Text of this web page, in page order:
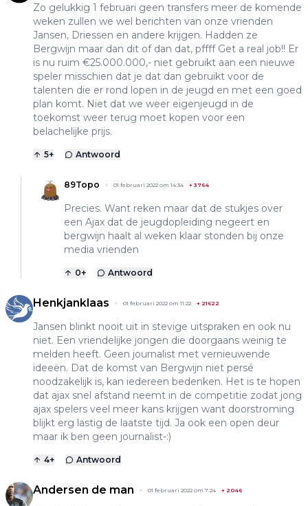
Zo gelukkig 1 februari geen transfers meer de komende
weken zullen we wel berichten van onze vrienden
Jansen, Driessen en andere krijgen. Hadden ze
Bergwijn maar dan dit of dan dat, pffff Get a real job!! Er
is nu ruim €25.000.000,- niet gebruikt aan een nieuwe
speler misschien dat je dat dan gebruikt voor de
talenten die er rond lopen in de jeugd en met een goed
plan komt. Niet dat we weer eigenjeugd in de
toekomst weer terug moet kopen voor een
belachelijke prijs.
5+ Antwoord
89Topo 01 februari 2022 om 14:34 + 3764
Precies. Want reken maar dat de stukjes over
een Ajax dat de jeugdopleiding negeert en
bergwijn haalt al weken klaar stonden bij onze
media vrienden
0+ Antwoord
Henkjanklaas 01 februari 2022 om 11:22 + 21622
Jansen blinkt nooit uit in stevige uitspraken en ook nu
niet. Een vriendelijke jongen die doorgaans weinig te
melden heeft. Geen journalist met vernieuwende
ideeën. Dat de komst van Bergwijn niet persé
noodzakelijk is, kan iedereen bedenken. Het is te hopen
dat ajax snel afstand neemt in de competitie zodat jong
ajax spelers veel meer kans krijgen want doorstroming
blijkt erg lastig de laatste tijd. Ja ook een open deur
maar ik ben geen journalist-:)
4+ Antwoord
Andersen de man 01 februari 2022 om 7:24 + 2046